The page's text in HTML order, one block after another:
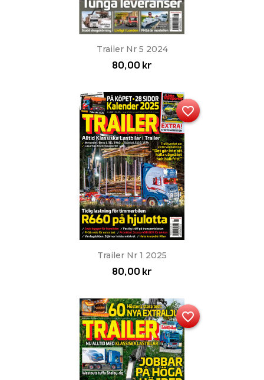
Trailer Nr 5 2024
80,00 kr
Trailer Nr 1 2025
80,00 kr
favorite_border
favorite_border